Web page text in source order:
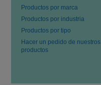
Productos por marca
Productos por industria
Productos por tipo
Hacer un pedido de nuestros
productos